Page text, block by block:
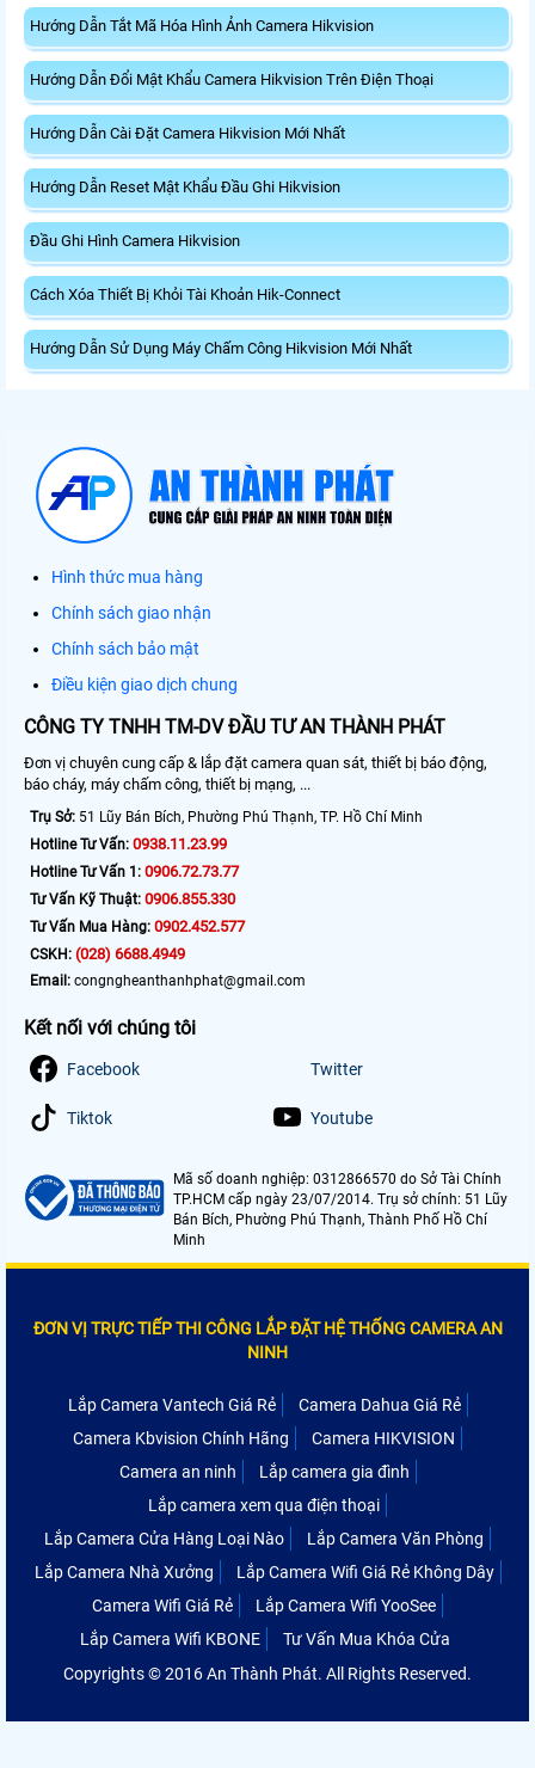
Hướng Dẫn Tắt Mã Hóa Hình Ảnh Camera Hikvision
Hướng Dẫn Đổi Mật Khẩu Camera Hikvision Trên Điện Thoại
Hướng Dẫn Cài Đặt Camera Hikvision Mới Nhất
Hướng Dẫn Reset Mật Khẩu Đầu Ghi Hikvision
Đầu Ghi Hình Camera Hikvision
Cách Xóa Thiết Bị Khỏi Tài Khoản Hik-Connect
Hướng Dẫn Sử Dụng Máy Chấm Công Hikvision Mới Nhất
Hình thức mua hàng
Chính sách giao nhận
Chính sách bảo mật
Điều kiện giao dịch chung
CÔNG TY TNHH TM-DV ĐẦU TƯ AN THÀNH PHÁT
Đơn vị chuyên cung cấp & lắp đặt camera quan sát, thiết bị báo động,
báo cháy, máy chấm công, thiết bị mạng, ...
Trụ Sở: 51 Lũy Bán Bích, Phường Phú Thạnh, TP. Hồ Chí Minh
Hotline Tư Vấn: 0938.11.23.99
Hotline Tư Vấn 1: 0906.72.73.77
Tư Vấn Kỹ Thuật: 0906.855.330
Tư Vấn Mua Hàng: 0902.452.577
CSKH: (028) 6688.4949
Email: congngheanthanhphat@gmail.com
Kết nối với chúng tôi
Facebook Twitter
Tiktok Youtube
Mã số doanh nghiệp: 0312866570 do Sở Tài Chính
TP.HCM cấp ngày 23/07/2014. Trụ sở chính: 51 Lũy
Bán Bích, Phường Phú Thạnh, Thành Phố Hồ Chí
Minh
ĐƠN VỊ TRỰC TIẾP THI CÔNG LẮP ĐẶT HỆ THỐNG CAMERA AN
NINH
Lắp Camera Vantech Giá Rẻ
Camera Dahua Giá Rẻ
Camera Kbvision Chính Hãng
Camera HIKVISION
Camera an ninh
Lắp camera gia đình
Lắp camera xem qua điện thoại
Lắp Camera Cửa Hàng Loại Nào
Lắp Camera Văn Phòng
Lắp Camera Nhà Xưởng
Lắp Camera Wifi Giá Rẻ Không Dây
Camera Wifi Giá Rẻ
Lắp Camera Wifi YooSee
Lắp Camera Wifi KBONE
Tư Vấn Mua Khóa Cửa
Copyrights © 2016 An Thành Phát. All Rights Reserved.